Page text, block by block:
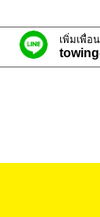
เพิ่มเพื่อ